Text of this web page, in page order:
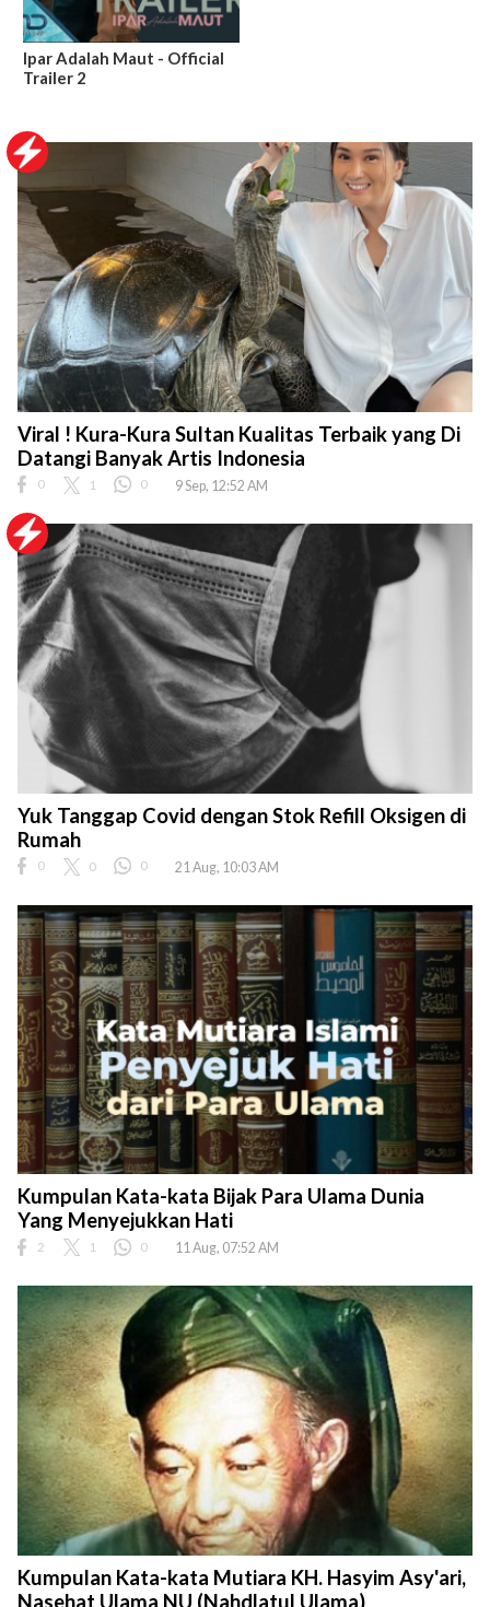
Ipar Adalah Maut - Official
Trailer 2
Viral ! Kura-Kura Sultan Kualitas Terbaik yang Di
Datangi Banyak Artis Indonesia
0 1 0 9 Sep, 12:52 AM
Yuk Tanggap Covid dengan Stok Refill Oksigen di
Rumah
0 0 0 21 Aug, 10:03 AM
Kumpulan Kata-kata Bijak Para Ulama Dunia
Yang Menyejukkan Hati
2 1 0 11 Aug, 07:52 AM
Kumpulan Kata-kata Mutiara KH. Hasyim Asy'ari,
Nasehat Ulama NU (Nahdlatul Ulama)